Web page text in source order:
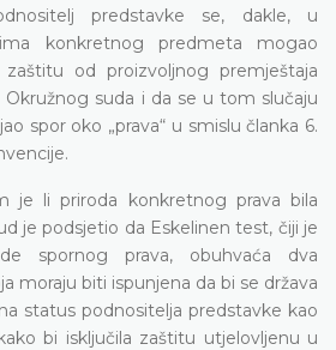
predstavke se, dakle, u
konkretnog predmeta mogao
od proizvoljnog premještaja
suda i da se u tom slučaju
spor oko „prava“ u smislu članka 6.
je li priroda konkretnog prava bila
je podsjetio da Eskelinen test, čiji je
spornog prava, obuhvaća dva
moraju biti ispunjena da bi se država
status podnositelja predstavke kao
bi isključila zaštitu utjelovljenu u